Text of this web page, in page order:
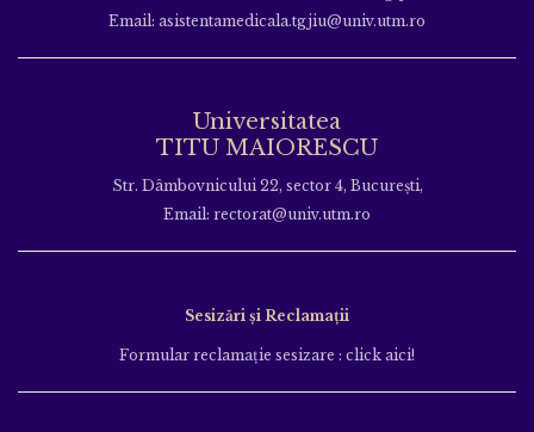
Email: asistentamedicala.tgjiu@univ.utm.ro
Universitatea
TITU MAIORESCU
Str. Dâmbovnicului 22, sector 4, București,
Email: rectorat@univ.utm.ro
Sesizări și Reclamații
Formular reclamație sesizare : click aici!